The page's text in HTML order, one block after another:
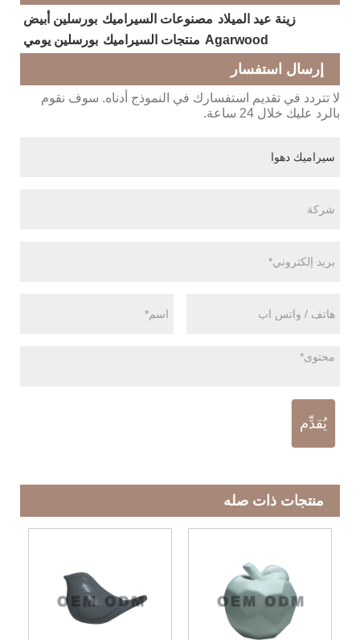
بورسلين أبيض مصنوعات السيراميك زينة عيد الميلاد
بورسلين يومي منتجات السيراميك Agarwood
إرسال استفسار
لا تتردد في تقديم استفسارك في النموذج أدناه. سوف نقوم
بالرد عليك خلال 24 ساعة.
يُقدِّم
منتجات ذات صله